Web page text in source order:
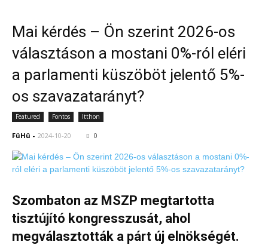
Mai kérdés – Ön szerint 2026-os
választáson a mostani 0%-ról eléri
a parlamenti küszöböt jelentő 5%-
os szavazatarányt?
Featured Fontos Itthon
FüHü - 2024-10-20 0
Szombaton az MSZP megtartotta
tisztújító kongresszusát, ahol
megválasztották a párt új elnökségét.